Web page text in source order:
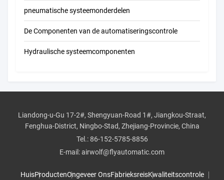
pneumatische systeemonderdelen
De Componenten van de automatiseringscontrole
Hydraulische systeemcomponenten
Liandong-u-Gu 17-2#, Shengyuan-Road 1#, Jiangkou-Straat,
Fenghua-District, Ningbo-Stad, Zhejiang-Provincie, China
Tel.:86-152-5785-8856
E-mail:airwolf@flyautomatic.com
HuisProductenOngeveer OnsFabrieksreisKwaliteitscontrole